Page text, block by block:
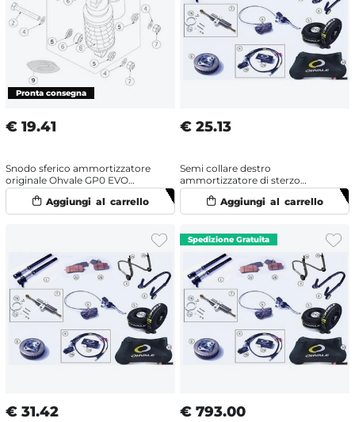
€ 19.41
Snodo sferico ammortizzatore
originale Ohvale GP0 EVO
(2022-2025)
€ 25.13
Semi collare destro
ammortizzatore di sterzo
originale Ohvale GP0 EVO
(2022-2025)
€ 31.42 € 793.00